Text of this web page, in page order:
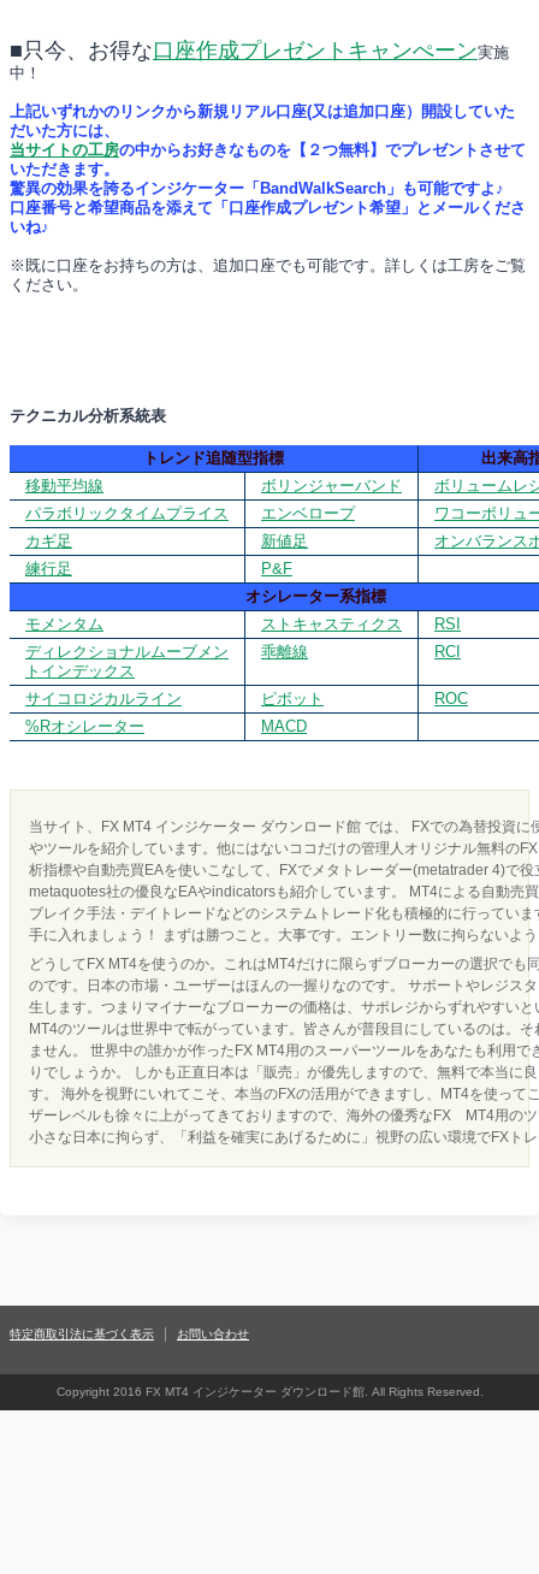
■只今、お得な口座作成プレゼントキャンぺーン実施
中！
上記いずれかのリンクから新規リアル口座(又は追加口座）開設していた
だいた方には、
当サイトの工房の中からお好きなものを【２つ無料】でプレゼントさせて
いただきます。
驚異の効果を誇るインジケーター「BandWalkSearch」も可能ですよ♪
口座番号と希望商品を添えて「口座作成プレゼント希望」とメールくださ
いね♪
※既に口座をお持ちの方は、追加口座でも可能です。詳しくは工房をご覧
ください。
テクニカル分析系統表
トレンド追随型指標
出来高
移動平均線
ボリンジャーバンド
ボリュームレ
パラボリックタイムプライス
エンベロープ
ワコーボリュ
カギ足
新値足
オンバランス
練行足
P&F
オシレーター系指標
モメンタム
ストキャスティクス
RSI
ディレクショナルムーブメン
トインデックス
乖離線 RCI
サイコロジカルライン ピボット
ROC
%Rオシレーター
MACD
当サイト、FX MT4 インジケーター ダウンロード館 では、 FXでの為替投資
やツールを紹介しています。他にはないココだけの管理人オリジナル無料の
析指標や自動売買EAを使いこなして、FXでメタトレーダー(metatrader 4)で
metaquotes社の優良なEAやindicatorsも紹介しています。 MT4による自動売
ブレイク手法・デイトレードなどのシステムトレード化も積極的に行ってい
手に入れましょう！ まずは勝つこと。大事です。エントリー数に拘らないよ
どうしてFX MT4を使うのか。これはMT4だけに限らずブローカーの選択でも
のです。日本の市場・ユーザーはほんの一握りなのです。 サポートやレジス
生します。つまりマイナーなブローカーの価格は、サポレジからずれやすい
MT4のツールは世界中で転がっています。皆さんが普段目にしているのは。
ません。 世界中の誰かが作ったFX MT4用のスーパーツールをあなたも利用
りでしょうか。 しかも正直日本は「販売」が優先しますので、無料で本当に
す。 海外を視野にいれてこそ、本当のFXの活用ができますし、MT4を使って
ザーレベルも徐々に上がってきておりますので、海外の優秀なFX MT4用の
小さな日本に拘らず、「利益を確実にあげるために」視野の広い環境でFXト
特定商取引法に基づく表示 お問い合わせ
Copyright 2016 FX MT4 インジケーター ダウンロード館. All Rights Reserved.